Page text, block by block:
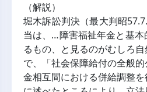
（解説）
堀木訴訟判決（最大判昭
当は、…障害福祉年金と基
るもの、と見るのがむしろ
で、「社会保障給付の全般
金相互間における併給調整